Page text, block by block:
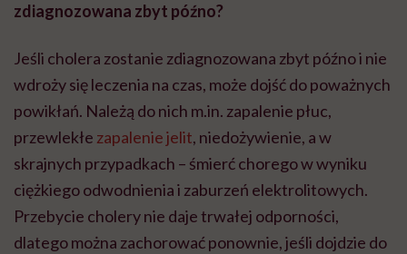
zdiagnozowana zbyt późno?
Jeśli cholera zostanie zdiagnozowana zbyt późno i nie
wdroży się leczenia na czas, może dojść do poważnych
powikłań. Należą do nich m.in. zapalenie płuc,
przewlekłe zapalenie jelit, niedożywienie, a w
skrajnych przypadkach – śmierć chorego w wyniku
ciężkiego odwodnienia i zaburzeń elektrolitowych.
Przebycie cholery nie daje trwałej odporności,
dlatego można zachorować ponownie, jeśli dojdzie do